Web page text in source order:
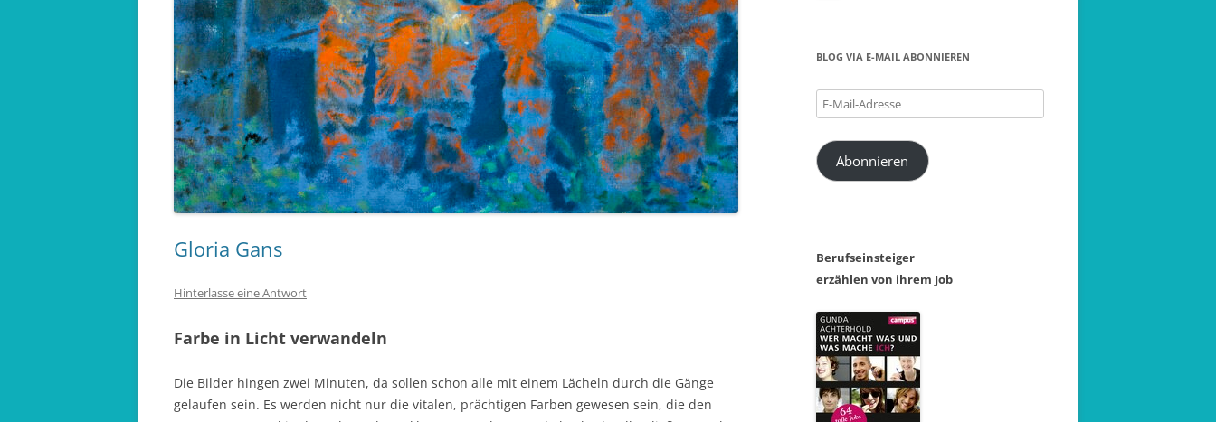
Gloria Gans
Hinterlasse eine Antwort
Farbe in Licht verwandeln
Die Bilder hingen zwei Minuten, da sollen schon alle mit einem Lächeln durch die Gänge
gelaufen sein. Es werden nicht nur die vitalen, prächtigen Farben gewesen sein, die den
BLOG VIA E-MAIL ABONNIEREN
E-
Mail-
Adresse
Abonnieren
Berufseinsteiger
erzählen von ihrem Job